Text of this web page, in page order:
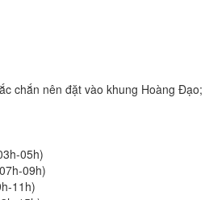
chắn nên đặt vào khung Hoàng
05h)
09h)
11h)